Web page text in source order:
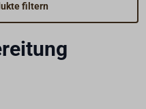
filtern